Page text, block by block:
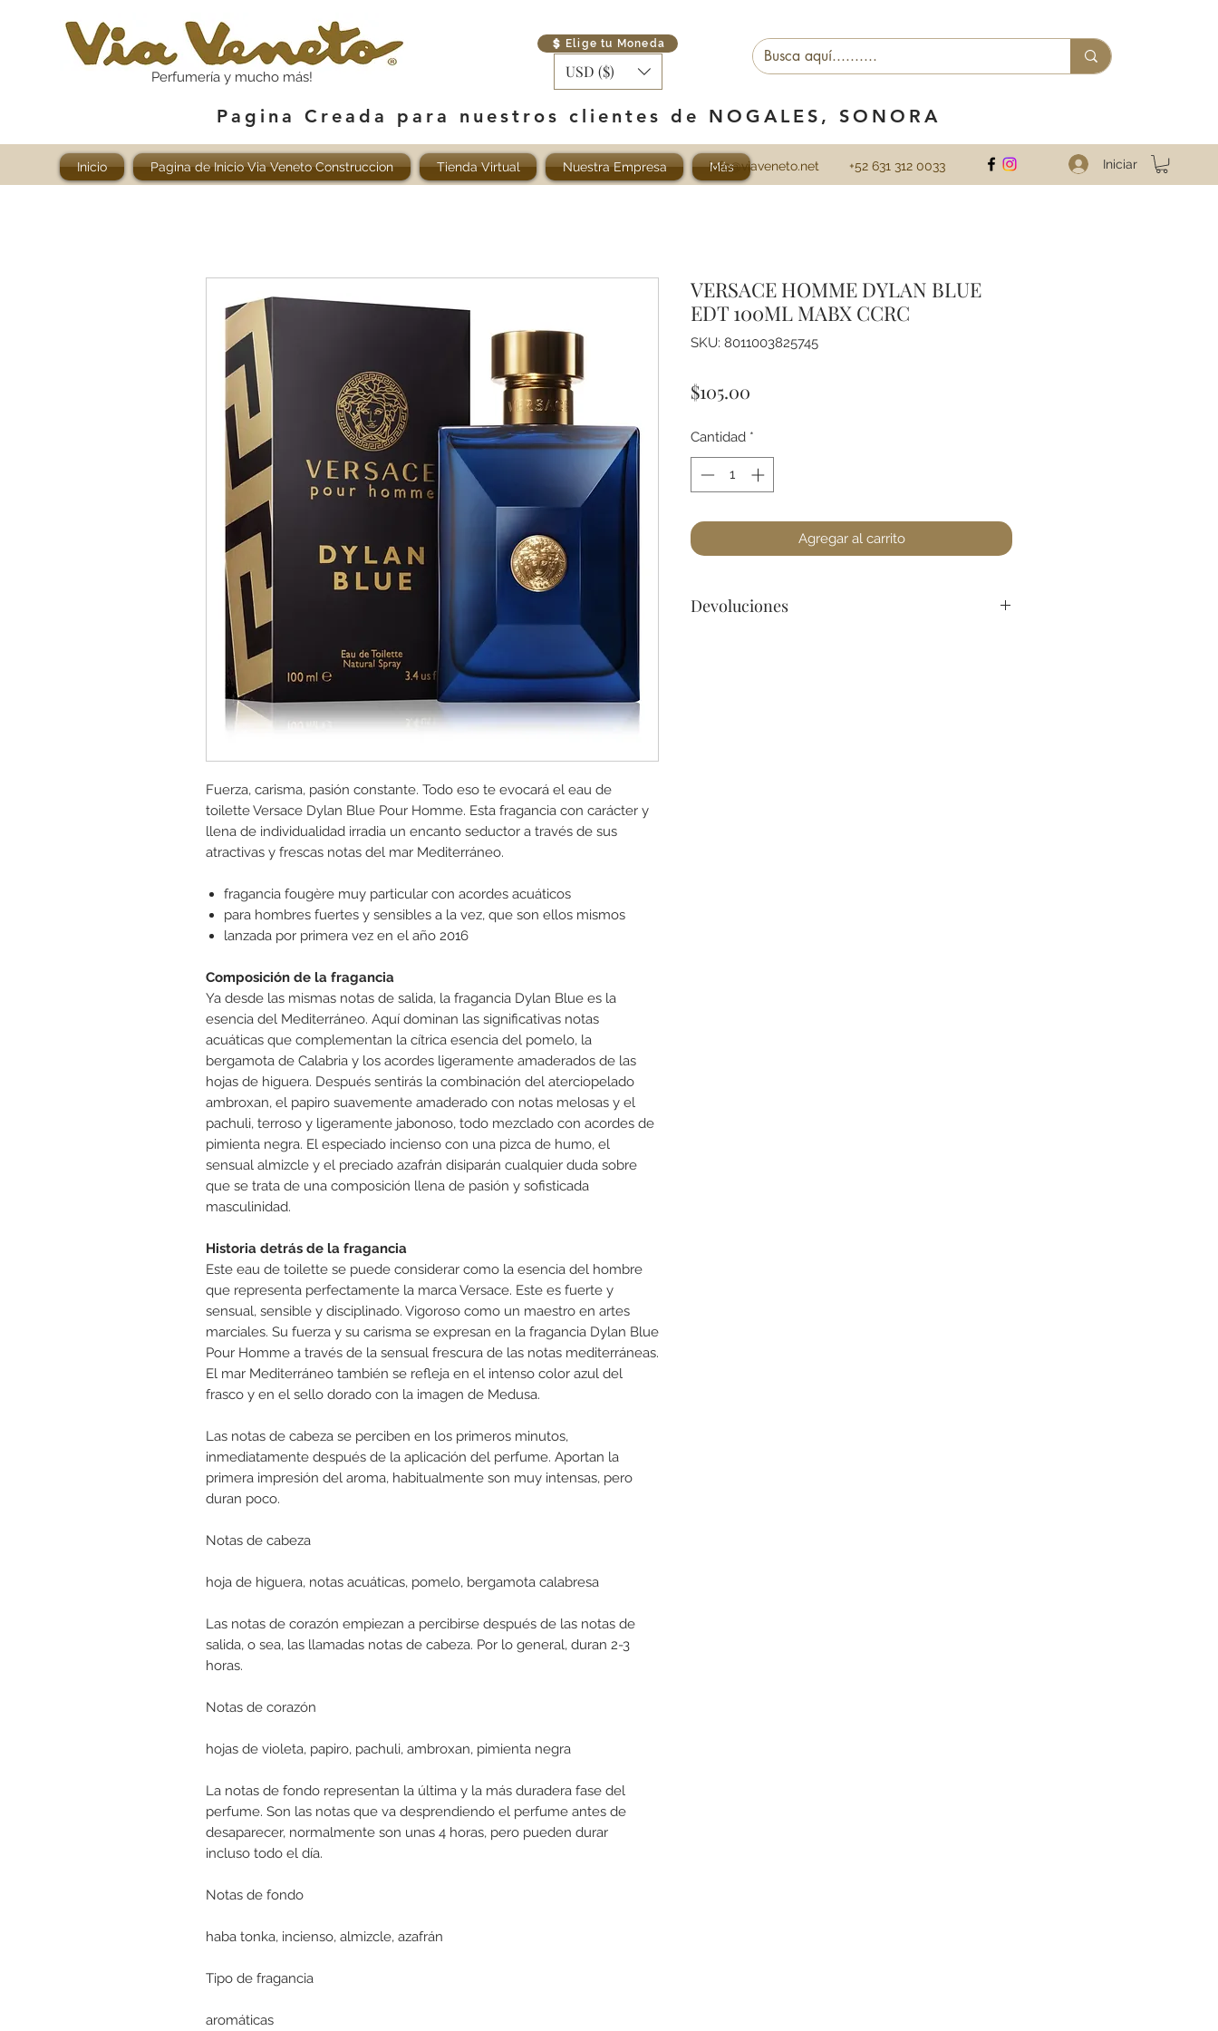
Perfumería y mucho más!
Elige tu Moneda
USD ($)
Pagina Creada para nuestros clientes de NOGALES, SONORA
Inicio Pagina de Inicio Via Veneto Construccion Tienda Virtual Nuestra Empresa Más
info@viaveneto.net +52 631 312 0033 Iniciar
Fuerza, carisma, pasión constante. Todo eso te evocará el eau de
toilette Versace Dylan Blue Pour Homme. Esta fragancia con carácter y
llena de individualidad irradia un encanto seductor a través de sus
atractivas y frescas notas del mar Mediterráneo.
fragancia fougère muy particular con acordes acuáticos
para hombres fuertes y sensibles a la vez, que son ellos mismos
lanzada por primera vez en el año 2016
Composición de la fragancia
Ya desde las mismas notas de salida, la fragancia Dylan Blue es la
esencia del Mediterráneo. Aquí dominan las significativas notas
acuáticas que complementan la cítrica esencia del pomelo, la
bergamota de Calabria y los acordes ligeramente amaderados de las
hojas de higuera. Después sentirás la combinación del aterciopelado
ambroxan, el papiro suavemente amaderado con notas melosas y el
pachuli, terroso y ligeramente jabonoso, todo mezclado con acordes de
pimienta negra. El especiado incienso con una pizca de humo, el
sensual almizcle y el preciado azafrán disiparán cualquier duda sobre
que se trata de una composición llena de pasión y sofisticada
masculinidad.
Historia detrás de la fragancia
Este eau de toilette se puede considerar como la esencia del hombre
que representa perfectamente la marca Versace. Este es fuerte y
sensual, sensible y disciplinado. Vigoroso como un maestro en artes
marciales. Su fuerza y su carisma se expresan en la fragancia Dylan Blue
Pour Homme a través de la sensual frescura de las notas mediterráneas.
El mar Mediterráneo también se refleja en el intenso color azul del
frasco y en el sello dorado con la imagen de Medusa.
Las notas de cabeza se perciben en los primeros minutos,
inmediatamente después de la aplicación del perfume. Aportan la
primera impresión del aroma, habitualmente son muy intensas, pero
duran poco.
Notas de cabeza
hoja de higuera, notas acuáticas, pomelo, bergamota calabresa
Las notas de corazón empiezan a percibirse después de las notas de
salida, o sea, las llamadas notas de cabeza. Por lo general, duran 2-3
horas.
Notas de corazón
hojas de violeta, papiro, pachuli, ambroxan, pimienta negra
La notas de fondo representan la última y la más duradera fase del
perfume. Son las notas que va desprendiendo el perfume antes de
desaparecer, normalmente son unas 4 horas, pero pueden durar
incluso todo el día.
Notas de fondo
haba tonka, incienso, almizcle, azafrán
Tipo de fragancia
aromáticas
VERSACE HOMME DYLAN BLUE
EDT 100ML MABX CCRC
SKU: 8011003825745
$105.00
Cantidad *
Agregar al carrito
Devoluciones